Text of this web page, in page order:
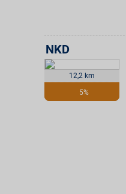
12,2 km
5%
NKD